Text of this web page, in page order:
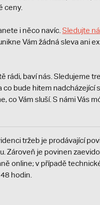
ceny.
i něco navíc. Sledujte
Vám žádná sleva ani
rádi, baví nás. Sledujeme
co bude hitem nadcházející
co Vám sluší. S námi Vás
tržeb je prodávající
Zároveň je povinen
online; v případě
hodin.